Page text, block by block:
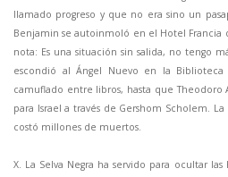
llamado progreso y que no era sino un
Benjamin se autoinmoló en el Hotel Francia
nota: Es una situación sin salida, no tengo
escondió al Ángel Nuevo en la
camuflado entre libros, hasta que
para Israel a través de Gershom Scholem.
costó millones de muertos.
X. La Selva Negra ha servido para ocultar